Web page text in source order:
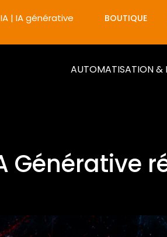
| IA générative BOUTIQUE
AUTOMATISATION &
Générative